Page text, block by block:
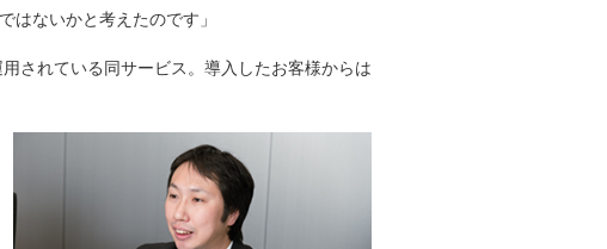
はないかと考えたのです」
されている同サービス。導入したお客様からは